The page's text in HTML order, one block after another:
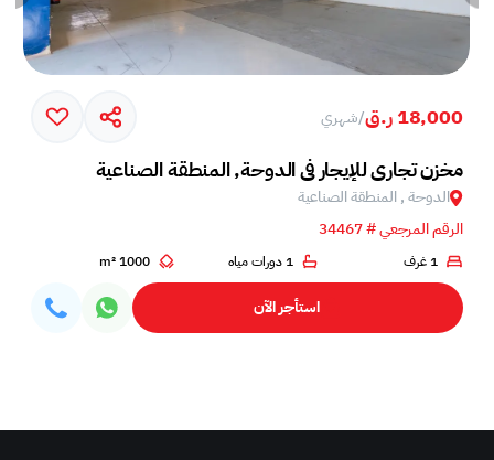
18,000 ر.ق /شهري
مخزن تجاري للإيجار في الدوحة, المنطقة الصناعية
الدوحة , المنطقة الصناعية
الرقم المرجعي # 34467
1 غرف 1 دورات مياه 1000 m²
استأجر الآن